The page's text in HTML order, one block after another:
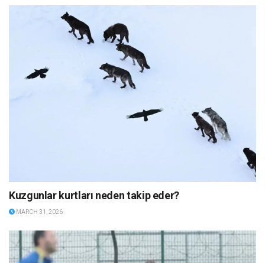
Kuzgunlar kurtları neden takip eder?
MARCH 31, 2026